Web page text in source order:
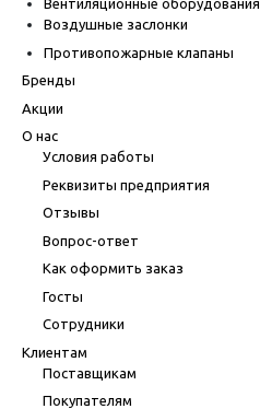
Вентиляционные оборудования
Воздушные заслонки
Противопожарные клапаны
Бренды
Акции
О нас
Условия работы
Реквизиты предприятия
Отзывы
Вопрос-ответ
Как оформить заказ
Госты
Сотрудники
Клиентам
Поставщикам
Покупателям